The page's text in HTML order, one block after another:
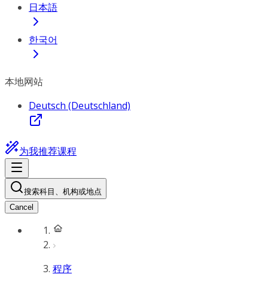
日本語
한국어
本地网站
Deutsch (Deutschland)
为我推荐课程
搜索科目、机构或地点
Cancel
程序